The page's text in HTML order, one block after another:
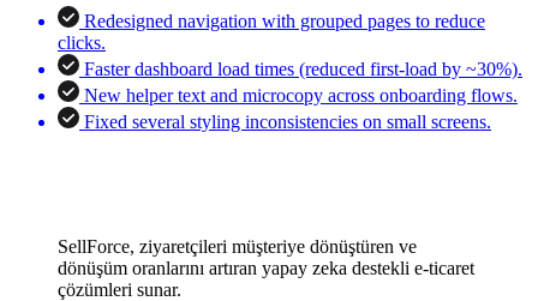
Redesigned navigation with grouped pages to reduce
clicks.
Faster dashboard load times (reduced first-load by ~30%).
New helper text and microcopy across onboarding flows.
Fixed several styling inconsistencies on small screens.
SellForce, ziyaretçileri müşteriye dönüştüren ve
dönüşüm oranlarını artıran yapay zeka destekli e-ticaret
çözümleri sunar.